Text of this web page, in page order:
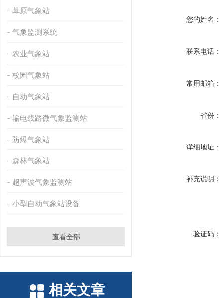
草原气象站
气象监测系统
农业气象站
校园气象站
自动气象站
输电线路微气象监测站
防爆气象站
森林气象站
超声波气象监测站
小型自动气象站设备
查看全部
相关文章
您的姓名：
联系电话：
常用邮箱：
省份：
详细地址：
补充说明：
验证码：